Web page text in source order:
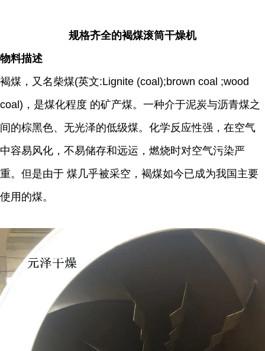
规格齐全的褐煤滚筒干燥机
物料描述
褐煤，又名柴煤(英文:Lignite (coal);brown coal ;wood
coal)，是煤化程度 的矿产煤。一种介于泥炭与沥青煤之
间的棕黑色、无光泽的低级煤。化学反应性强，在空气
中容易风化，不易储存和远运，燃烧时对空气污染严
重。但是由于 煤几乎被采空，褐煤如今已成为我国主要
使用的煤。